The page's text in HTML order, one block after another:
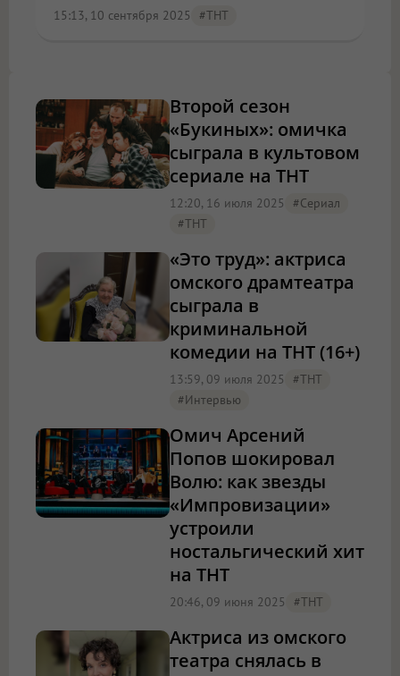
15:13, 10 сентября 2025 #ТНТ
Второй сезон
«Букиных»: омичка
сыграла в культовом
сериале на ТНТ
12:20, 16 июля 2025
#Сериал
#ТНТ
«Это труд»: актриса
омского драмтеатра
сыграла в
криминальной
комедии на ТНТ (16+)
13:59, 09 июля 2025
#ТНТ
#интервью
Омич Арсений
Попов шокировал
Волю: как звезды
«Импровизации»
устроили
ностальгический хит
на ТНТ
20:46, 09 июня 2025 #ТНТ
Актриса из омского
театра снялась в